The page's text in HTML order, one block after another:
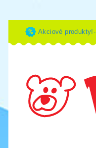
Akciové produkty!-